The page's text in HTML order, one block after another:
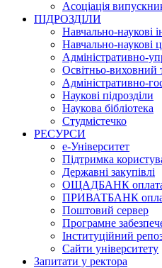
Асоціація
ПІДРОЗДІЛИ
Навчально-наукові
Навчально-наукові
Адміністративно-
Освітньо-виховний
Адміністративно-
Наукові підрозділи
Наукова бібліотека
Студмістечко
РЕСУРСИ
е-Університет
Підтримка
Державні закупівлі
ОЩАДБАНК
ПРИВАТБАНК
Поштовий сервер
Програмне
Інституційний
Сайти університету
Запитати у ректора